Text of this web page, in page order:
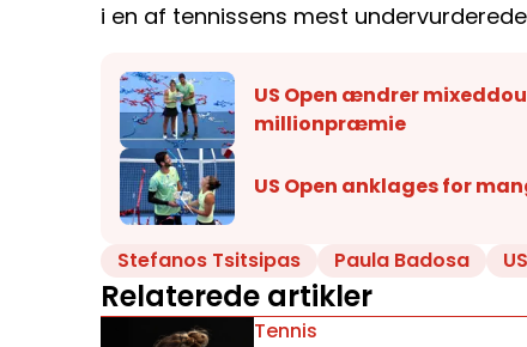
i en af tennissens mest
US Open ændrer
millionpræmie
US Open anklages for
Stefanos Tsitsipas Paula Badosa
Relaterede artikler
Tennis